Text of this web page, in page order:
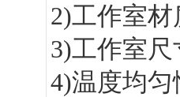
2)工作室材
3)工作室
4)温度均